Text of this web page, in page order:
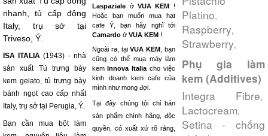
nhanh, tủ cấp đông
Italy, trụ sở tại
Triveso, Ý.
ISA ITALIA (1943) - nhà
sản xuất Tủ trưng bày
kem gelato, tủ trưng bày
bánh ngọt cao cấp nhất
Italy, trụ sở tại Perugia, Ý.
Bạn cần mua bột làm
Laspaziale ởVUA KEM
!
Hoặc bạn muốn mua hạt
cafe Ý, bạn hãy nghĩ tới
Camardo ởVUA KEM !
Ngoài ra, tạiVUA KEM
, bạn
cũng có thể mua máy làm
kem Innova Italia cho việc
kinh doanh kem cafe của
mình như mong đợi.
Tại đây chúng tôi chỉ bán
sản phẩm chính hãng, độc
quyền, có xuất xứ rõ ràng,
Platino,
Raspberry,
Strawberry,
Phụ gia làm
kem (Additives)
Integra Fibre,
Lactocream,
Setina - chống